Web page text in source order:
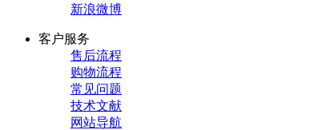
新浪微博
客户服务
售后流程
购物流程
常见问题
技术文献
网站导航